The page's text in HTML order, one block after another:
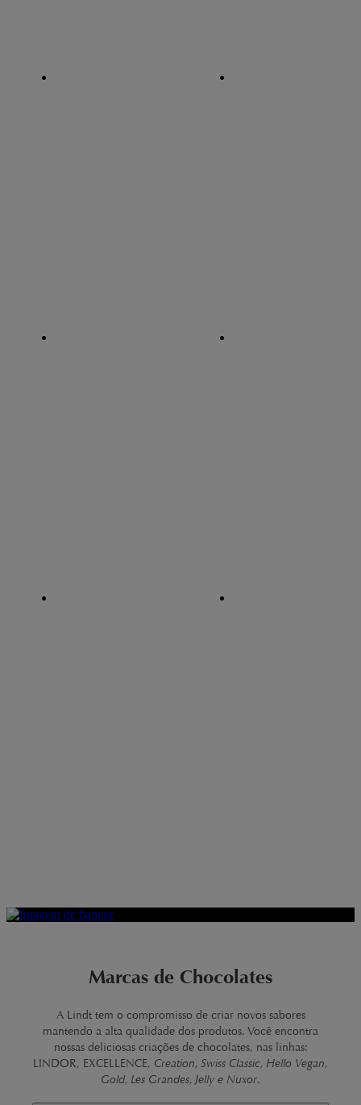
Marcas de Chocolates
A Lindt tem o compromisso de criar novos sabores
mantendo a alta qualidade dos produtos. Você encontra
nossas deliciosas criações de chocolates, nas linhas:
LINDOR, EXCELLENCE, Creation, Swiss Classic, Hello Vegan,
Gold, Les Grandes, Jelly e Nuxor.